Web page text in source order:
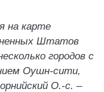
на карте
Штатов
городов с
Оушн-сити,
О.-с. –